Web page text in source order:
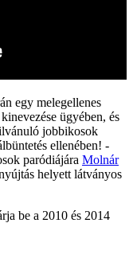
egy melegellenes
ügyében, és
jobbikosok
ellenében! -
paródiájára Molnár
helyett látványos
be a 2010 és 2014